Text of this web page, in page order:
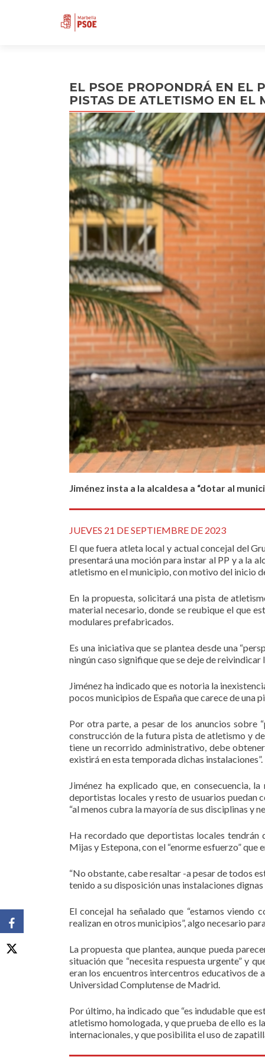
EL PSOE PROPONDRÁ EN EL
PISTAS DE ATLETISMO EN EL
Jiménez insta a la alcaldesa a “dotar al
JUEVES 21 DE SEPTIEMBRE DE 2023
El que fuera atleta local y actual concejal del
presentará una moción para instar al PP y a la
atletismo en el municipio, con motivo del inicio
En la propuesta, solicitará una pista de
material necesario, donde se reubique el que
modulares prefabricados.
Es una iniciativa que se plantea desde una
ningún caso signifique que se deje de
Jiménez ha indicado que es notoria la
pocos municipios de España que carece de una
Por otra parte, a pesar de los anuncios sobre
construcción de la futura pista de atletismo y
tiene un recorrido administrativo, debe
existirá en esta temporada dichas instalaciones”.
Jiménez ha explicado que, en consecuencia,
deportistas locales y resto de usuarios puedan
“al menos cubra la mayoría de sus disciplinas y
Ha recordado que deportistas locales tendrán
Mijas y Estepona, con el “enorme esfuerzo”
“No obstante, cabe resaltar -a pesar de todos
tenido a su disposición unas instalaciones
El concejal ha señalado que “estamos
realizan en otros municipios”, algo necesario
La propuesta que plantea, aunque pueda
situación que “necesita respuesta urgente” y
eran los encuentros intercentros educativos de
Universidad Complutense de Madrid.
Por último, ha indicado que “es indudable que
atletismo homologada, y que prueba de ello es
internacionales, y que posibilita el uso de